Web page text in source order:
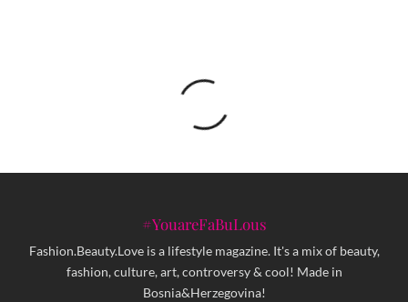
#YouareFaBuLous
Fashion.Beauty.Love is a lifestyle magazine. It's a mix of beauty,
fashion, culture, art, controversy & cool! Made in
Bosnia&Herzegovina!